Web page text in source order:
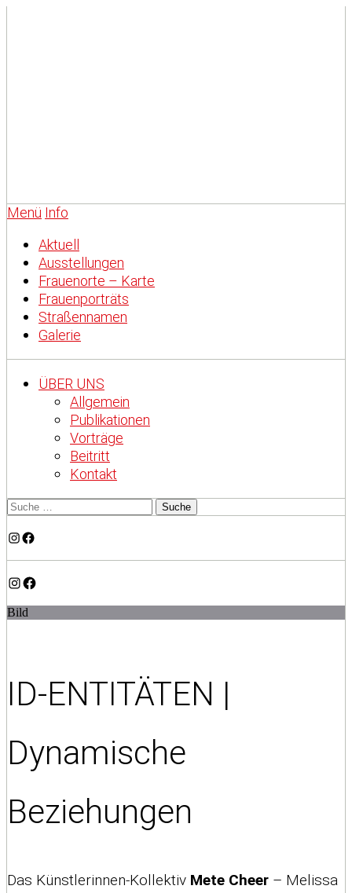
Menü Info
Aktuell
Ausstellungen
Frauenorte – Karte
Frauenporträts
Straßennamen
Galerie
ÜBER UNS
Allgemein
Publikationen
Vorträge
Beitritt
Kontakt
Instagram
Facebook
Instagram
Facebook
Bild
ID-ENTITÄTEN |
Dynamische
Beziehungen
Das Künstlerinnen-Kollektiv Mete Cheer – Melissa